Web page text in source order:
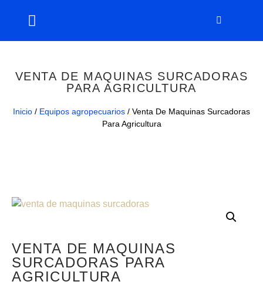
VENTA DE MAQUINAS SURCADORAS
PARA AGRICULTURA
Inicio / Equipos agropecuarios / Venta De Maquinas Surcadoras
Para Agricultura
VENTA DE MAQUINAS
SURCADORAS PARA
AGRICULTURA